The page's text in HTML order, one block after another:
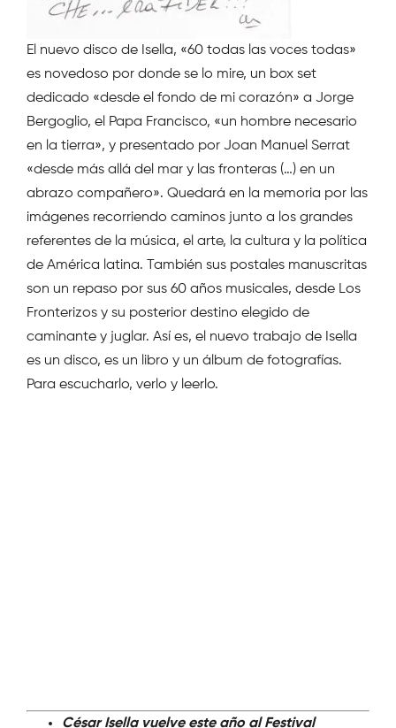
El nuevo disco de Isella, «60 todas las voces todas»
es novedoso por donde se lo mire, un box set
dedicado «desde el fondo de mi corazón» a Jorge
Bergoglio, el Papa Francisco, «un hombre necesario
en la tierra», y presentado por Joan Manuel Serrat
«desde más allá del mar y las fronteras (…) en un
abrazo compañero». Quedará en la memoria por las
imágenes recorriendo caminos junto a los grandes
referentes de la música, el arte, la cultura y la política
de América latina. También sus postales manuscritas
son un repaso por sus 60 años musicales, desde Los
Fronterizos y su posterior destino elegido de
caminante y juglar. Así es, el nuevo trabajo de Isella
es un disco, es un libro y un álbum de fotografías.
Para escucharlo, verlo y leerlo.
César Isella vuelve este año al Festival